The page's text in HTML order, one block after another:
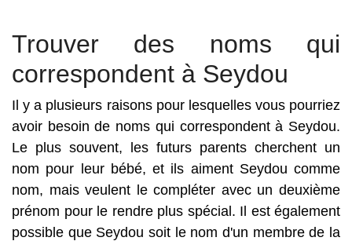
Trouver des noms qui
correspondent à Seydou
Il y a plusieurs raisons pour lesquelles vous pourriez
avoir besoin de noms qui correspondent à Seydou.
Le plus souvent, les futurs parents cherchent un
nom pour leur bébé, et ils aiment Seydou comme
nom, mais veulent le compléter avec un deuxième
prénom pour le rendre plus spécial. Il est également
possible que Seydou soit le nom d'un membre de la